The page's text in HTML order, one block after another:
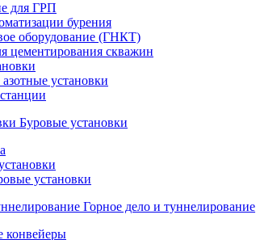
для ГРП
бурения
оборудование (ГНКТ)
цементирования скважин
установки
Буровые установки
установки
Горное дело и туннелирование
конвейеры